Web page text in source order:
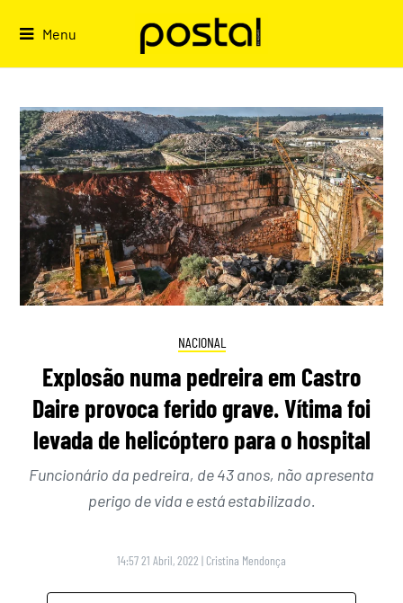
Menu
NACIONAL
Explosão numa pedreira em Castro
Daire provoca ferido grave. Vítima foi
levada de helicóptero para o hospital
Funcionário da pedreira, de 43 anos, não apresenta
perigo de vida e está estabilizado.
14:57 21 Abril, 2022 | Cristina Mendonça